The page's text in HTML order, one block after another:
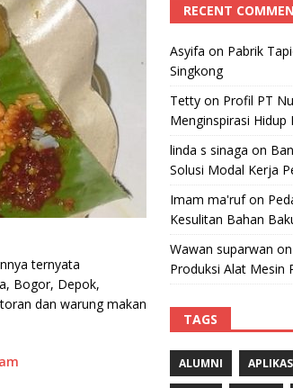
ternyata
Bogor, Depok,
dan warung makan
RECENT
Asyifa on Pabrik
Singkong
Tettyon Profil PT
Menginspirasi Hidup
linda s sinaga on
Solusi Modal Kerja
Imam ma'rufon
Kesulitan Bahan
Wawan suparwan on
Produksi Alat Mesin
TAGS
ALUMNI